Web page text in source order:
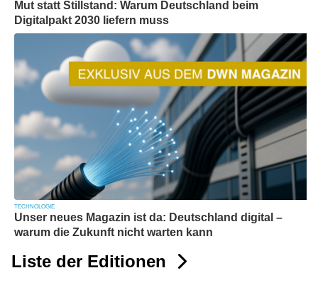
Mut statt Stillstand: Warum Deutschland beim
Digitalpakt 2030 liefern muss
TECHNOLOGIE
Unser neues Magazin ist da: Deutschland digital –
warum die Zukunft nicht warten kann
Liste der Editionen